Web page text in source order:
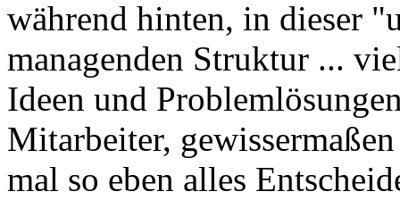
während hinten, in dieser
managenden Struktur ...
Ideen und
Mitarbeiter,
mal so eben alles